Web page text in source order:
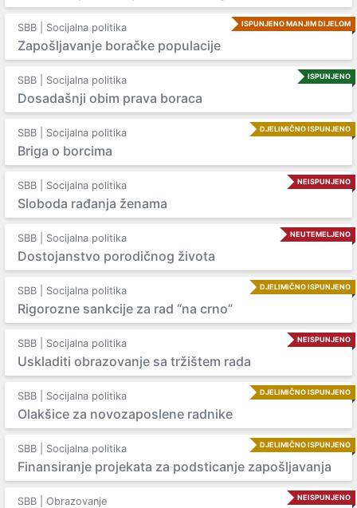
ISPUNJENO MANJIM DIJELOM
SBB | Socijalna politika
Zapošljavanje boračke populacije
ISPUNJENO
SBB | Socijalna politika
Dosadašnji obim prava boraca
DJELIMIČNO ISPUNJENO
SBB | Socijalna politika
Briga o borcima
NEISPUNJENO
SBB | Socijalna politika
Sloboda rađanja ženama
NEUTEMELJENO
SBB | Socijalna politika
Dostojanstvo porodičnog života
DJELIMIČNO ISPUNJENO
SBB | Socijalna politika
Rigorozne sankcije za rad “na crno”
NEISPUNJENO
SBB | Socijalna politika
Uskladiti obrazovanje sa tržištem rada
DJELIMIČNO ISPUNJENO
SBB | Socijalna politika
Olakšice za novozaposlene radnike
DJELIMIČNO ISPUNJENO
SBB | Socijalna politika
Finansiranje projekata za podsticanje zapošljavanja
NEISPUNJENO
SBB | Obrazovanje